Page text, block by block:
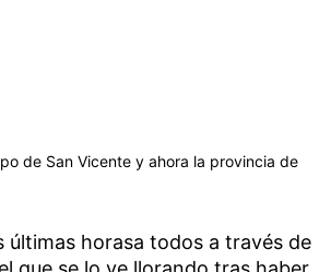
de San Vicente y ahora la provincia de
últimas horasa todos a través de